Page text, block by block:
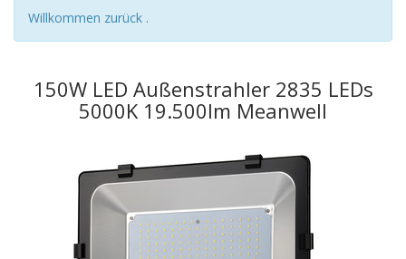
Willkommen zurück .
150W LED Außenstrahler 2835 LEDs
5000K 19.500lm Meanwell